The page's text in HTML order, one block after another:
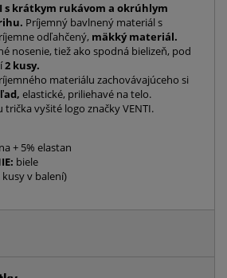
s krátkym rukávom a okrúhlym
Príjemný bavlnený materiál s
odľahčený, mäkký materiál.
nosenie, tiež ako spodná bielizeň, pod
2 kusy.
materiálu zachovávajúceho si
elastické, priliehavé na telo.
vyšité logo značky VENTI.
+ 5% elastan
biele
v balení)